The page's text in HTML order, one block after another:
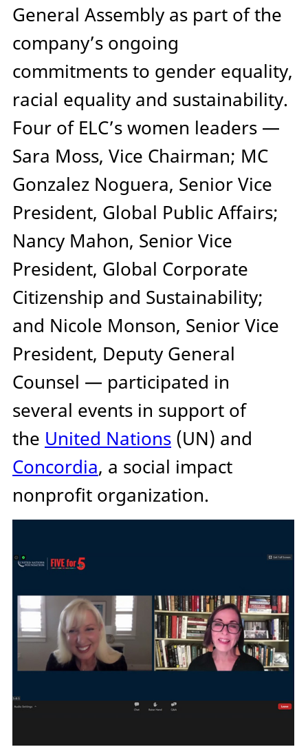
General Assembly as part of the
company’s ongoing
commitments to gender equality,
racial equality and sustainability.
Four of ELC’s women leaders —
Sara Moss, Vice Chairman; MC
Gonzalez Noguera, Senior Vice
President, Global Public Affairs;
Nancy Mahon, Senior Vice
President, Global Corporate
Citizenship and Sustainability;
and Nicole Monson, Senior Vice
President, Deputy General
Counsel — participated in
several events in support of
the United Nations (UN) and
Concordia, a social impact
nonprofit organization.